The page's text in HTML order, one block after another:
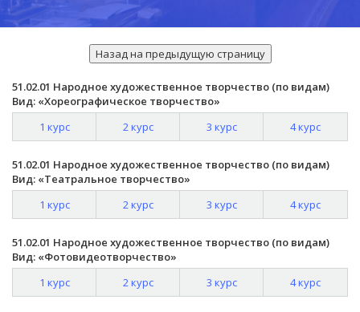
51.02.01 Народное художественное творчество (по видам)
Вид: «Хореографическое творчество»
1 курс
2 курс 3 курс 4 курс
51.02.01 Народное художественное творчество (по видам)
Вид: «Театральное творчество»
1 курс
2 курс 3 курс 4 курс
51.02.01 Народное художественное творчество (по видам)
Вид: «Фотовидеотворчество»
1 курс
2 курс 3 курс 4 курс